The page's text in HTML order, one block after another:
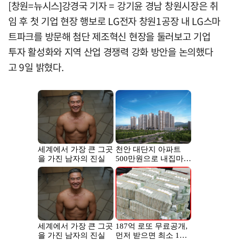
[창원=뉴시스]강경국 기자 = 강기윤 경남 창원시장은 취
임 후 첫 기업 현장 행보로 LG전자 창원1공장 내 LG스마
트파크를 방문해 첨단 제조혁신 현장을 둘러보고 기업
투자 활성화와 지역 산업 경쟁력 강화 방안을 논의했다
고 9일 밝혔다.